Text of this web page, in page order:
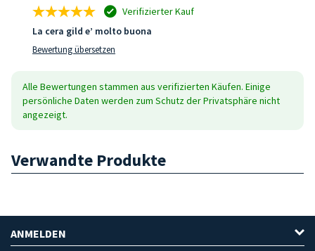
Verifizierter Kauf
La cera gild e’ molto buona
Bewertung übersetzen
Alle Bewertungen stammen aus verifizierten Käufen. Einige
persönliche Daten werden zum Schutz der Privatsphäre nicht
angezeigt.
Verwandte Produkte
ANMELDEN